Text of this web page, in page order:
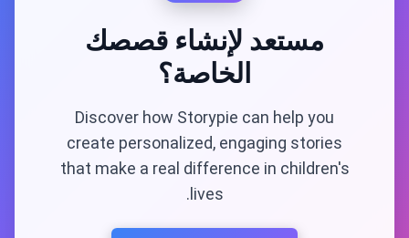
مستعد لإنشاء قصصك
الخاصة؟
Discover how Storypie can help you
create personalized, engaging stories
that make a real difference in children's
lives.